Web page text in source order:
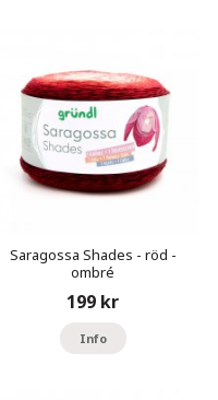
Saragossa Shades - röd -
ombré
199 kr
Info